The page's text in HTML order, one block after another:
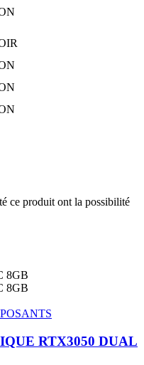
ce produit ont la possibilité
RTX3050 DUAL